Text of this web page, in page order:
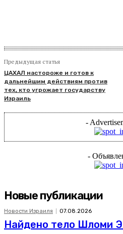
Предыдущая статья
ЦАХАЛ настороже и готов к
дальнейшим действиям против
тех, кто угрожает государству
Израиль
-
-
Новые публикации
Новости Израиля 07.08.2026
Найдено тело Шломи